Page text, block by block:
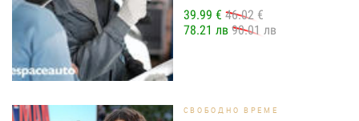
39.99 € 46.02 €
78.21 лв 90.01 лв
СВОБОДНО ВРЕМЕ